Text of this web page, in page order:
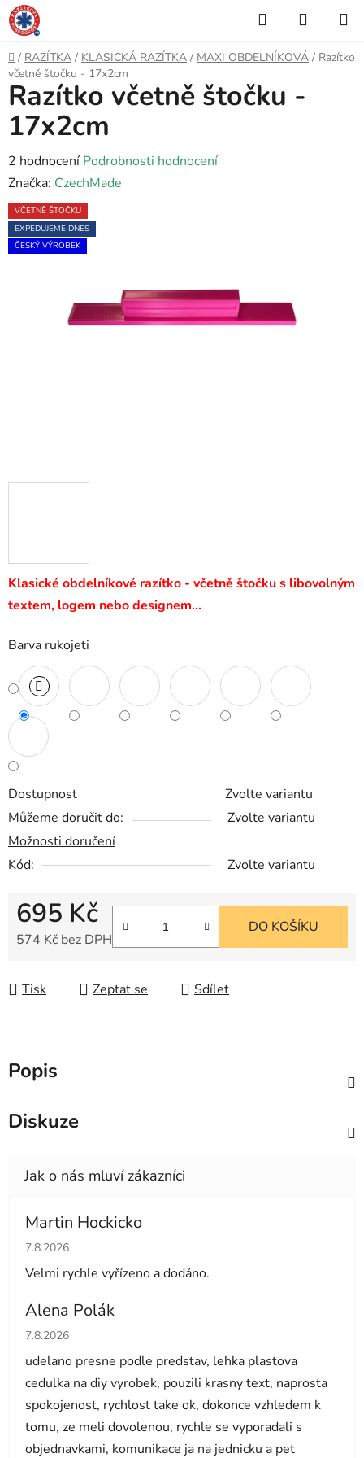
Přejít
na
obsah
Hledat
KOŠÍK
Domů
/ RAZÍTKA / KLASICKÁ RAZÍTKA / MAXI OBDELNÍKOVÁ / Razítko
včetně štočku - 17x2cm
Klasické obdelníkové razítko - včetně štočku s libovolným
textem, logem nebo designem…
Barva rukojeti
Dostupnost
Zvolte variantu
Můžeme doručit do:
Zvolte variantu
Možnosti doručení
Kód:
Zvolte variantu
695 Kč
574 Kč bez DPH
DO KOŠÍKU
Tisk Zeptat se Sdílet
Razítko včetně štočku -
17x2cm
Průměrné
hodnocení
produktu
je
5,0
2 hodnocení Podrobnosti hodnocení
Značka: CzechMade
VČETNĚ ŠTOČKU
EXPEDUJEME DNES
ČESKÝ VÝROBEK
Popis
Diskuze
Martin Hockicko
Hodnocení obchodu je 5 z 5 hvězdiček.
7.8.2026
Velmi rychle vyřízeno a dodáno.
Alena Polák
Hodnocení obchodu je 5 z 5 hvězdiček.
7.8.2026
udelano presne podle predstav, lehka plastova
cedulka na diy vyrobek, pouzili krasny text, naprosta
spokojenost, rychlost take ok, dokonce vzhledem k
tomu, ze meli dovolenou, rychle se vyporadali s
objednavkami, komunikace ja na jednicku a pet